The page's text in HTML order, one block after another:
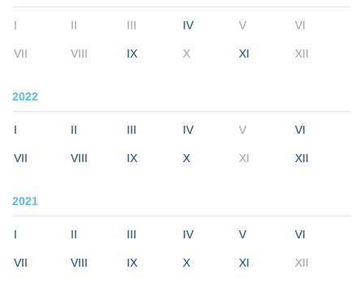
I II III IV V VI
VII VIII IX X XI XII
2022
I II III IV V VI
VII VIII IX X XI XII
2021
I II III IV V VI
VII VIII IX X XI XII